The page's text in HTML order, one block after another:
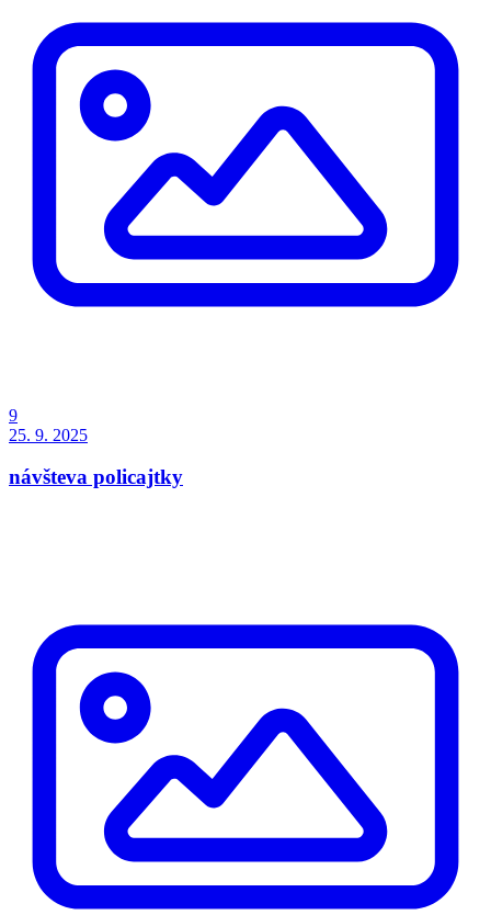
9
25. 9. 2025
návšteva policajtky